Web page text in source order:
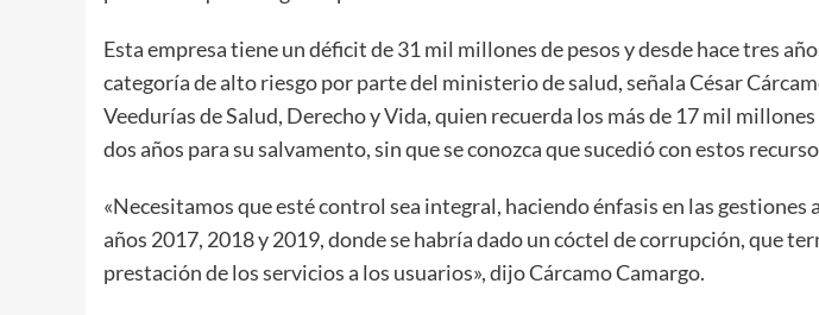
Esta empresa tiene un déficit de 31 mil millones de pesos y desde hace tres
categoría de alto riesgo por parte del ministerio de salud, señala César
Veedurías de Salud, Derecho y Vida, quien recuerda los más de 17 mil
dos años para su salvamento, sin que se conozca que sucedió con estos
«Necesitamos que esté control sea integral, haciendo énfasis en las
años 2017, 2018 y 2019, donde se habría dado un cóctel de corrupción, que
prestación de los servicios a los usuarios», dijo Cárcamo Camargo.